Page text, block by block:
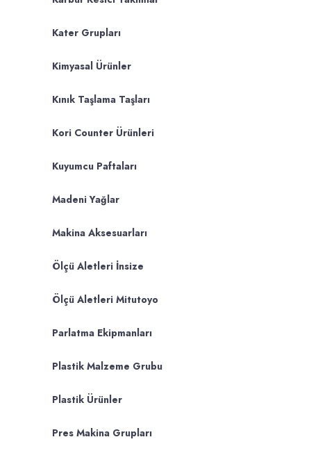
Kater Grupları
Kimyasal Ürünler
Kınık Taşlama Taşları
Kori Counter Ürünleri
Kuyumcu Paftaları
Madeni Yağlar
Makina Aksesuarları
Ölçü Aletleri İnsize
Ölçü Aletleri Mitutoyo
Parlatma Ekipmanları
Plastik Malzeme Grubu
Plastik Ürünler
Pres Makina Grupları